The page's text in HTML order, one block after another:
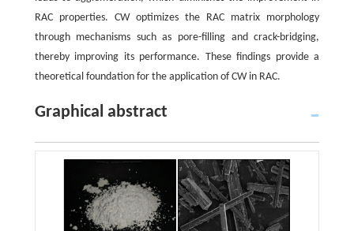
RAC properties. CW optimizes the RAC matrix morphology
through mechanisms such as pore-filling and crack-bridging,
thereby improving its performance. These findings provide a
theoretical foundation for the application of CW in RAC.
Graphical abstract